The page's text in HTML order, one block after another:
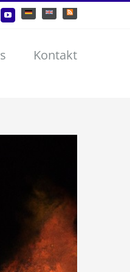
YouTubeDeutschEnglish Benutzerdefiniert
Kontakt